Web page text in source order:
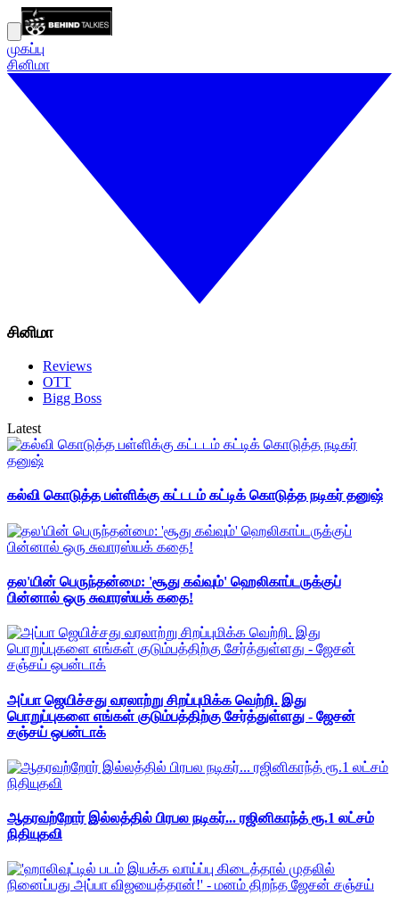
முகப்பு
சினிமா
சினிமா
Reviews
OTT
Bigg Boss
Latest
கல்வி கொடுத்த பள்ளிக்கு கட்டடம் கட்டிக் கொடுத்த நடிகர் தனுஷ்
தல'யின் பெருந்தன்மை: 'சூது கவ்வும்' ஹெலிகாப்டருக்குப்
பின்னால் ஒரு சுவாரஸ்யக் கதை!
அப்பா ஜெயிச்சது வரலாற்று சிறப்புமிக்க வெற்றி. இது
பொறுப்புகளை எங்கள் குடும்பத்திற்கு சேர்த்துள்ளது - ஜேசன்
சஞ்சய் ஒபன்டாக்
ஆதரவற்றோர் இல்லத்தில் பிரபல நடிகர்... ரஜினிகாந்த் ரூ.1 லட்சம்
நிதியுதவி